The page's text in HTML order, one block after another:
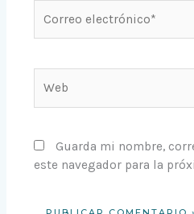
electrónico*
Guarda mi nombre,
este navegador para la